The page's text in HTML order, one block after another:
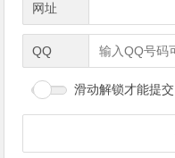
网址
QQ
滑动解锁才能提交